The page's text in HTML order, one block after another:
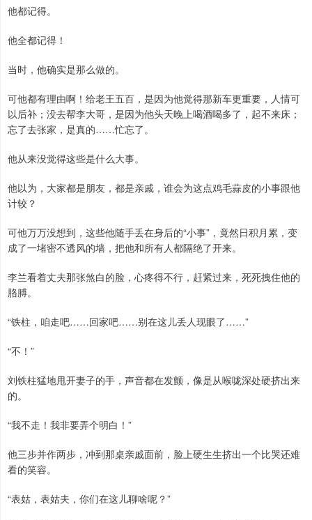
他都记得。
他全都记得！
当时，他确实是那么做的。
可他都有理由啊！给老王五百，是因为他觉得那新车更重要，人情可
以后补；没去帮李大哥，是因为他头天晚上喝酒喝多了，起不来床；
忘了去张家，是真的……忙忘了。
他从来没觉得这些是什么大事。
他以为，大家都是朋友，都是亲戚，谁会为这点鸡毛蒜皮的小事跟他
计较？
可他万万没想到，这些他随手丢在身后的“小事”，竟然日积月累，变
成了一堵密不透风的墙，把他和所有人都隔绝了开来。
李兰看着丈夫那张煞白的脸，心疼得不行，赶紧过来，死死拽住他的
胳膊。
“铁柱，咱走吧……回家吧……别在这儿丢人现眼了……”
“不！”
刘铁柱猛地甩开妻子的手，声音都在发颤，像是从喉咙深处硬挤出来
的。
“我不走！我非要弄个明白！”
他三步并作两步，冲到那桌亲戚面前，脸上硬生生挤出一个比哭还难
看的笑容。
“表姑，表姑夫，你们在这儿聊啥呢？”